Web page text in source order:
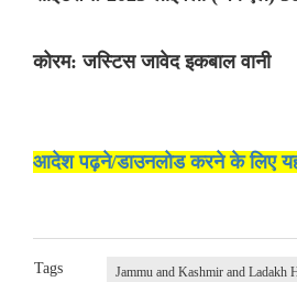
कोरम: जस्टिस जावेद इकबाल वानी
आदेश पढ़ने/डाउनलोड करने के लिए
Tags Jammu and Kashmir and Ladakh